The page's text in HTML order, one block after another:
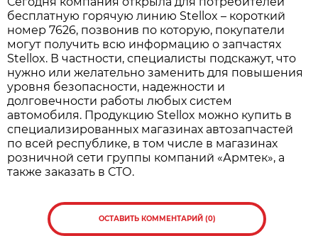
бесплатную горячую линию Stellox – короткий
номер 7626, позвонив по которую, покупатели
могут получить всю информацию о запчастях
Stellox. В частности, специалисты подскажут, что
нужно или желательно заменить для повышения
уровня безопасности, надежности и
долговечности работы любых систем
автомобиля. Продукцию Stellox можно купить в
специализированных магазинах автозапчастей
по всей республике, в том числе в магазинах
розничной сети группы компаний «Армтек», а
также заказать в СТО.
ОСТАВИТЬ КОММЕНТАРИЙ (0)